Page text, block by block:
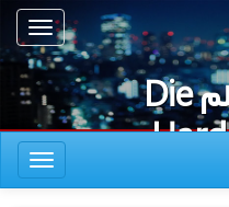
ناوبری
دانلود فیلم Die
ناوبری